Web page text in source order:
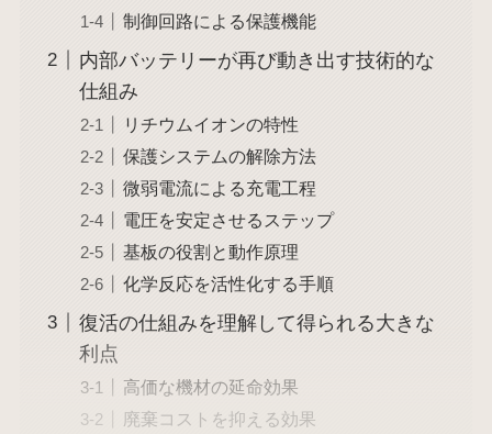
制御回路による保護機能
内部バッテリーが再び動き出す技術的な
仕組み
リチウムイオンの特性
保護システムの解除方法
微弱電流による充電工程
電圧を安定させるステップ
基板の役割と動作原理
化学反応を活性化する手順
復活の仕組みを理解して得られる大きな
利点
高価な機材の延命効果
廃棄コストを抑える効果